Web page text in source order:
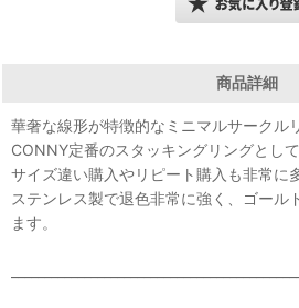
商品詳細
華奢な線形が特徴的なミニマルサークル
CONNY定番のスタッキングリングとして
サイズ違い購入やリピート購入も非常に
ステンレス製で退色非常に強く、ゴール
ます。